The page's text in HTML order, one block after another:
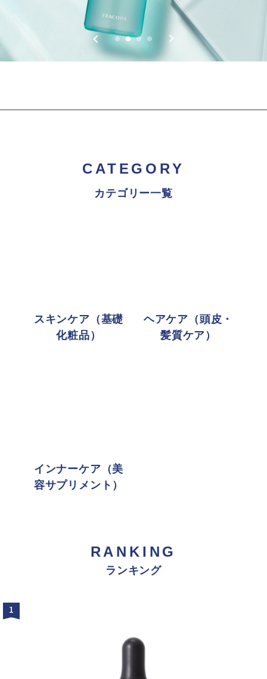
CATEGORY
カテゴリー一覧
スキンケア（基礎
化粧品）
ヘアケア（頭皮・
髪質ケア）
インナーケア（美
容サプリメント）
RANKING
ランキング
1